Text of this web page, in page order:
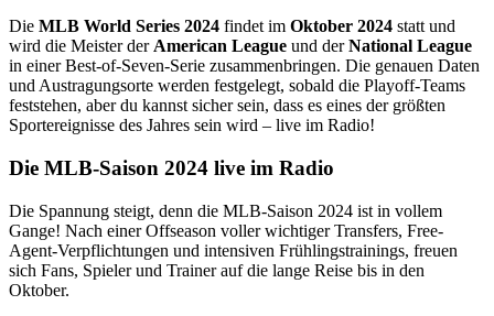
Die MLB World Series 2024 findet im Oktober 2024 statt und
wird die Meister der American League und derNational League
in einer Best-of-Seven-Serie zusammenbringen. Die genauen Daten
und Austragungsorte werden festgelegt, sobald die Playoff-Teams
feststehen, aber du kannst sicher sein, dass es eines der größten
Sportereignisse des Jahres sein wird – live im Radio!
Die MLB-Saison 2024 live im Radio
Die Spannung steigt, denn die MLB-Saison 2024 ist in vollem
Gange! Nach einer Offseason voller wichtiger Transfers, Free-
Agent-Verpflichtungen und intensiven Frühlingstrainings, freuen
sich Fans, Spieler und Trainer auf die lange Reise bis in den
Oktober.